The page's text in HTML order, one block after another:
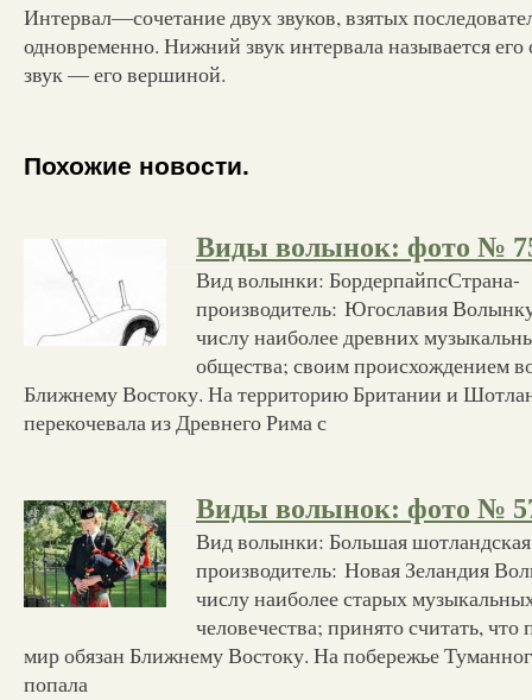
Интервал—сочетание двух звуков, взятых
одновременно. Нижний звук интервала называется
звук — его вершиной.
Похожие новости.
Виды волынок: фото №
Вид волынки: БордерпайпсСтрана-
производитель: Югославия
числу наиболее древних
общества; своим происхождением
Ближнему Востоку. На территорию Британии и
перекочевала из Древнего Рима с
Виды волынок: фото №
Вид волынки: Большая
производитель: Новая Зеландия
числу наиболее старых
человечества; принято считать,
мир обязан Ближнему Востоку. На побережье
попала